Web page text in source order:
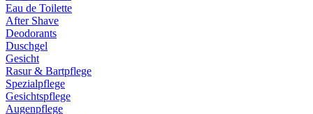
Eau de Toilette
After Shave
Deodorants
Duschgel
Gesicht
Rasur & Bartpflege
Spezialpflege
Gesichtspflege
Augenpflege